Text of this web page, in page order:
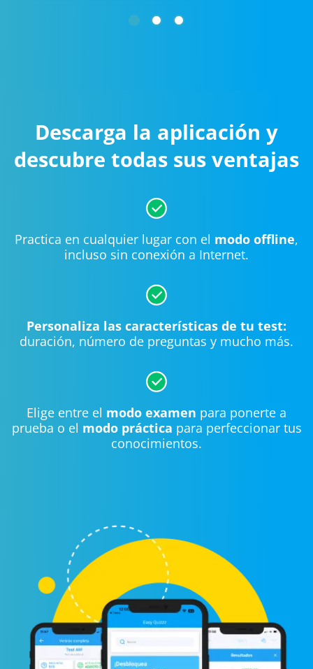
Descarga la aplicación y
descubre todas sus ventajas
Practica en cualquier lugar con el modo offline,
incluso sin conexión a Internet.
Personaliza las características de tu test:
duración, número de preguntas y mucho más.
Elige entre el modo examen para ponerte a
prueba o el modo práctica para perfeccionar tus
conocimientos.